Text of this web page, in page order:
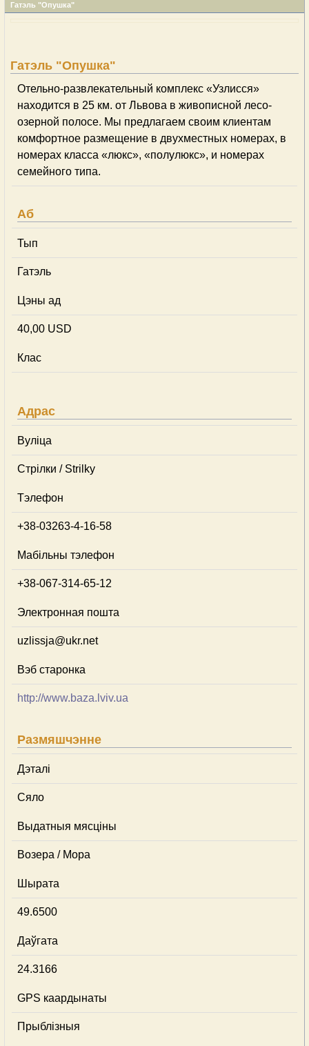
Гатэль "Опушка"
Гатэль "Опушка"
Отельно-развлекательный комплекс «Узлисся»
находится в 25 км. от Львова в живописной лесо-
озерной полосе. Мы предлагаем своим клиентам
комфортное размещение в двухместных номерах, в
номерах класса «люкс», «полулюкс», и номерах
семейного типа.
Аб
Тып
Гатэль
Цэны ад
40,00 USD
Клас
Адрас
Вуліца
Стрілки / Strilky
Тэлефон
+38-03263-4-16-58
Мабільны тэлефон
+38-067-314-65-12
Электронная пошта
uzlissja@ukr.net
Вэб старонка
http://www.baza.lviv.ua
Размяшчэнне
Дэталі
Сяло
Выдатныя мясціны
Возера / Мора
Шырата
49.6500
Даўгата
24.3166
GPS каардынаты
Прыблізныя